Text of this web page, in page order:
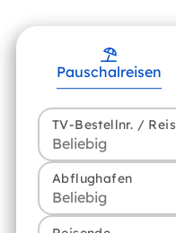
Pauschalreisen
TV-Bestellnr. /
Abflughafen